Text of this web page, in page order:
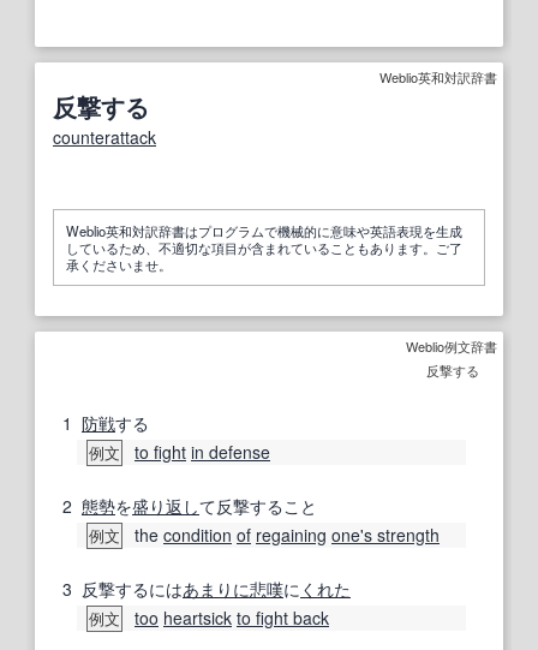
Weblio英和対訳辞書
反撃する
counterattack
Weblio英和対訳辞書はプログラムで機械的に意味や英語表現を生成
しているため、不適切な項目が含まれていることもあります。ご了
承くださいませ。
Weblio例文辞書
反撃する
1 防戦する
例文 to fight in defense
2 態勢を盛り返して反撃すること
例文 the condition of regaining one's strength
3 反撃するにはあまりに悲嘆に くれた
例文 too heartsick to fight back